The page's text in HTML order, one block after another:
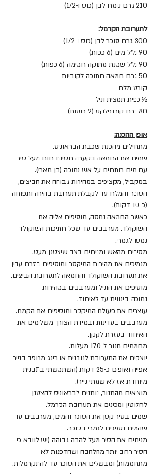
210 גרם קמח לבן (כוס ו-1/2)
לתערובת הקרמל:
300 גרם סוכר לבן (כוס ו-1/2)
90 מ״ל מים (6 כפות)
90 מ״ל שמנת מתוקה חמימה (6 כפות)
50 גרם חמאה חתוכה לקוביות
קורט מלח
½ כפית תמצית וניל
80 גרם קורנפלקס (2 כוסות)
אופן ההכנה:
מתחילים מהכנת שכבת הבראוניס.
שמים את החמאה בקערה חסינת חום מעל סיר
עם מים רותחים על אש נמוכה (בן מארי).
במקביל, מקציפים במהירות גבוהה את הביצים,
הסוכר והמלח עד לקבלת תערובת בהירה ותפוחה
(כ-10 דקות).
כאשר החמאה נמסה, מוסיפים אליה את
השוקולד. מערבבים עד שכל חתיכות השוקולד
נמסו לגמרי.
מסירים מהאש ומניחים בצד שיצטנן מעט.
מנמיכים את מהירות המיקסר ומוסיפים בזרם עדין
את תערובת השוקולד והחמאה לתערובת הביצים.
מוסיפים את הוניל ומערבבים במהירות
נמוכה-בינונית עד לאיחוד.
עוצרים את פעולת המיקסר ומוסיפים את הקמח.
מערבבים בעדינות ובמידת הצורך משלימים את
האיחוד בעזרת לקקן.
מחממים תנור ל-170 מעלות.
יוצקים את התערובת לתבנית או רינג מרופד בנייר
אפייה ואופים כ-25 דקות (השתמשתי בתבנית
מיוחדת אז לא שמתי נייר).
מוציאים מהתנור, נותנים לבראוניס להצטנן
לחלוטין ומכינים את תערובת הקרמל.
שמים בסיר קטן את הסוכר והמים, מערבבים עד
שהמים נספגים לגמרי בסוכר.
מניחים את הסיר מעל להבה גבוהה (יש לוודא כי
הסיר רחב יותר מהלהבה ושהדפנות לא
מתחממות) ומבשלים את הסוכר עד להתקרמלות.